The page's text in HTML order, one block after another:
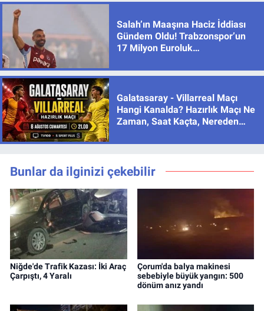
Salah’ın Maaşına Haciz İddiası
Gündem Oldu! Trabzonspor’un
17 Milyon Euroluk
Galatasaray - Villarreal Maçı
Hangi Kanalda? Hazırlık Maçı Ne
Zaman, Saat Kaçta, Nereden
Bunlar da ilginizi çekebilir
Niğde'de Trafik Kazası: İki Araç
Çarpıştı, 4 Yaralı
Çorum'da balya makinesi
sebebiyle büyük yangın: 500
dönüm anız yandı